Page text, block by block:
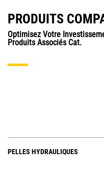
PRODUITS
Optimisez Votre
Produits Associés Cat.
PELLES HYDRAULIQUES